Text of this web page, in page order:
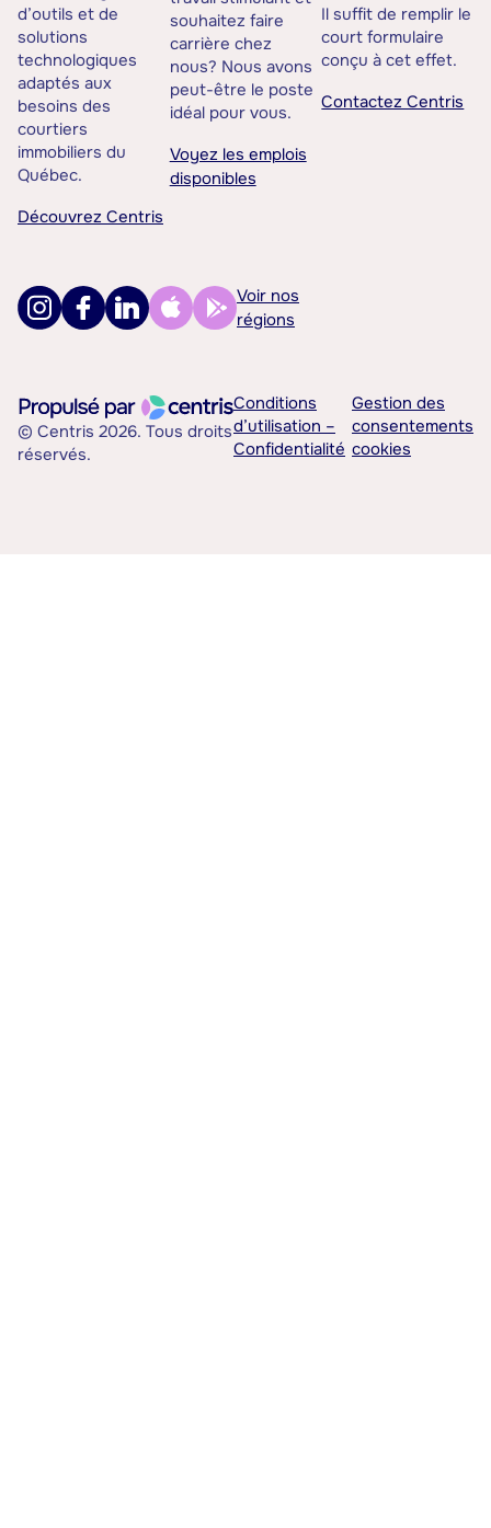
d’outils et de
solutions
technologiques
adaptés aux
besoins des
courtiers
immobiliers du
Québec.
Découvrez Centris
souhaitez faire
carrière chez
nous? Nous avons
peut-être le poste
idéal pour vous.
Voyez les emplois
disponibles
Il suffit de remplir le
court formulaire
conçu à cet effet.
Contactez Centris
Voir nos
régions
© Centris 2026. Tous droits
réservés.
Conditions
d’utilisation –
Confidentialité
Gestion des
consentements
cookies